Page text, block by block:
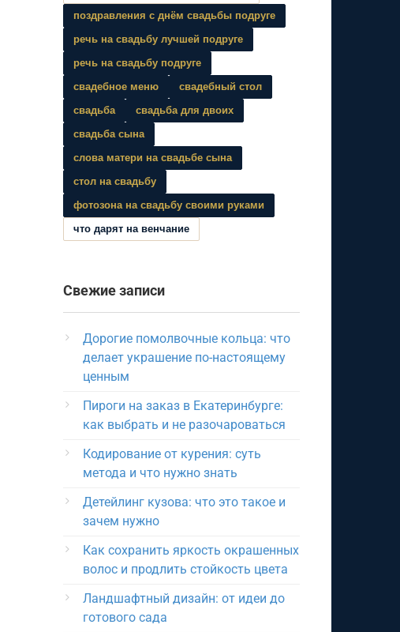
поздравления с днём свадьбы подруге
речь на свадьбу лучшей подруге
речь на свадьбу подруге
свадебное меню
свадебный стол
свадьба
свадьба для двоих
свадьба сына
слова матери на свадьбе сына
стол на свадьбу
фотозона на свадьбу своими руками
что дарят на венчание
Свежие записи
Дорогие помолвочные кольца: что
делает украшение по-настоящему
ценным
Пироги на заказ в Екатеринбурге:
как выбрать и не разочароваться
Кодирование от курения: суть
метода и что нужно знать
Детейлинг кузова: что это такое и
зачем нужно
Как сохранить яркость окрашенных
волос и продлить стойкость цвета
Ландшафтный дизайн: от идеи до
готового сада